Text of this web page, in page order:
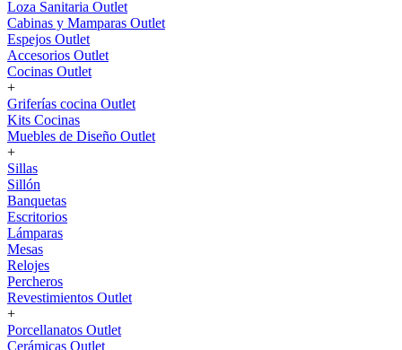
Loza Sanitaria Outlet
Cabinas y Mamparas Outlet
Espejos Outlet
Accesorios Outlet
Cocinas Outlet
+
Griferías cocina Outlet
Kits Cocinas
Muebles de Diseño Outlet
+
Sillas
Sillón
Banquetas
Escritorios
Lámparas
Mesas
Relojes
Percheros
Revestimientos Outlet
+
Porcellanatos Outlet
Cerámicas Outlet